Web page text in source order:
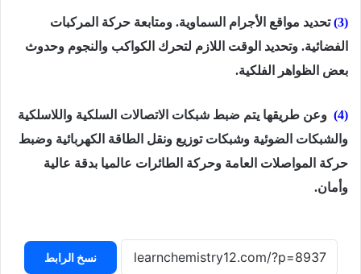
(3)
تحديد مواقع الأجرام السماوية. ومتابعة حركة المركبات
‏الفضائية. وتحديد الوقت اللازم لتحرك الكواكب والنجوم وحدوث
بعض الظواهر الفلكية.‏
(4)
وعن طريقها يتم ضبط شبكات الاتصالات السلكية ‏واللاسلكية
والشبكات الضوئية وشبكات توزيع ونقل الطاقة الكهربائية وضبط
حركة المواصلات ‏العامة وحركة الطائرات عالميا بدقة عالية
وأمان.‏
نسخ الرابط